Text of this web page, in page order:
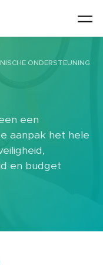
een
aanpak het hele
en budget
ONDERSTEUNING